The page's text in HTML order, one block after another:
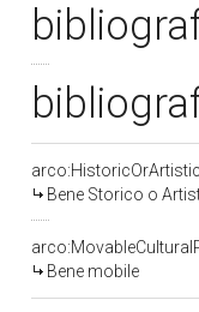
Bene Storico o
Bene mobile